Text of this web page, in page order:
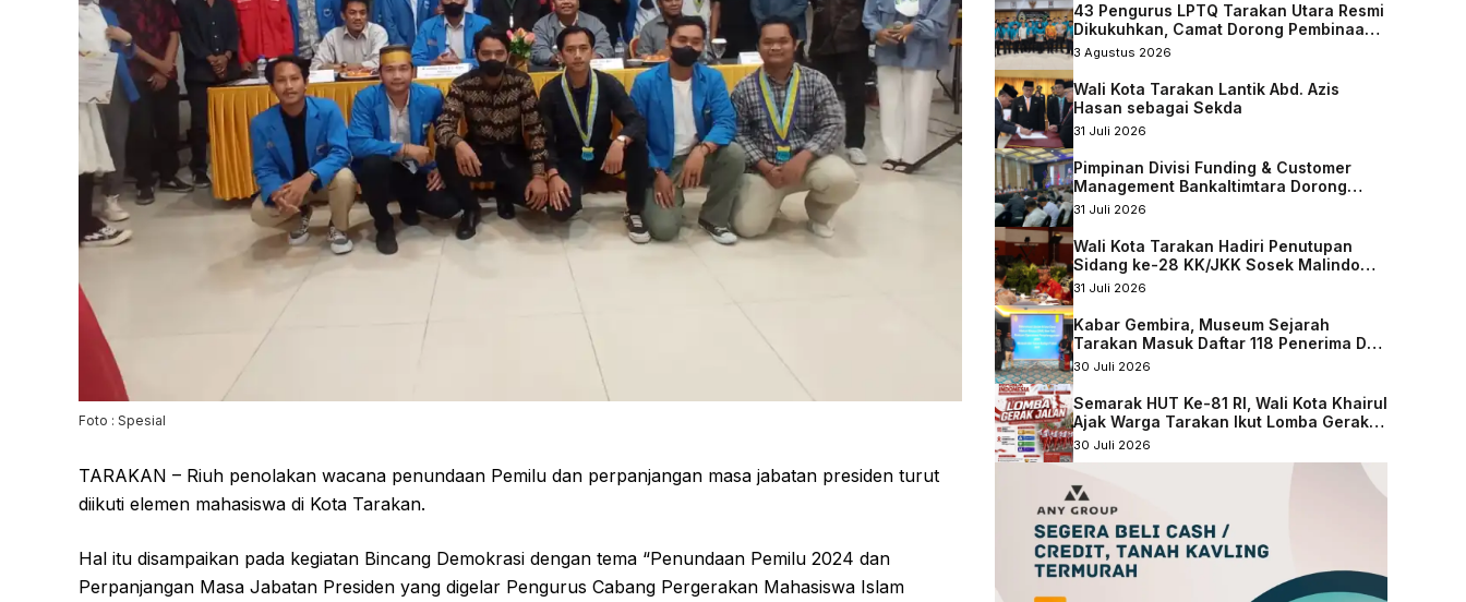
Foto : Spesial
TARAKAN – Riuh penolakan wacana penundaan Pemilu dan perpanjangan masa jabatan presiden turut
diikuti elemen mahasiswa di Kota Tarakan.
Hal itu disampaikan pada kegiatan Bincang Demokrasi dengan tema “Penundaan Pemilu 2024 dan
Perpanjangan Masa Jabatan Presiden yang digelar Pengurus Cabang Pergerakan Mahasiswa Islam
43 Pengurus LPTQ Tarakan Utara Resmi
Dikukuhkan, Camat Dorong Pembinaan
Qurani Berkelanjutan
3 Agustus 2026
Wali Kota Tarakan Lantik Abd. Azis
Hasan sebagai Sekda
31 Juli 2026
Pimpinan Divisi Funding & Customer
Management Bankaltimtara Dorong
Percepatan Digitalisasi Keuangan di
31 Juli 2026
Wali Kota Tarakan Hadiri Penutupan
Sidang ke-28 KK/JKK Sosek Malindo
Tingkat Kaltara–Sabah
31 Juli 2026
Kabar Gembira, Museum Sejarah
Tarakan Masuk Daftar 118 Penerima DAK
Nonfisik 2027
30 Juli 2026
Semarak HUT Ke-81 RI, Wali Kota Khairul
Ajak Warga Tarakan Ikut Lomba Gerak
Jalan
30 Juli 2026